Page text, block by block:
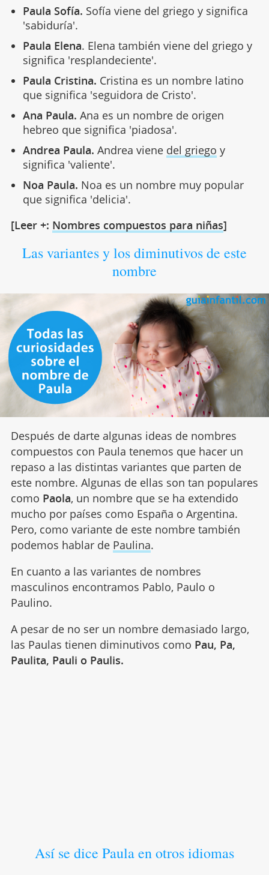
Paula Sofía. Sofía viene del griego y significa
'sabiduría'.
Paula Elena. Elena también viene del griego y
significa 'resplandeciente'.
Paula Cristina. Cristina es un nombre latino
que significa 'seguidora de Cristo'.
Ana Paula. Ana es un nombre de origen
hebreo que significa 'piadosa'.
Andrea Paula. Andrea viene del griego y
significa 'valiente'.
Noa Paula. Noa es un nombre muy popular
que significa 'delicia'.
[Leer +: Nombres compuestos para niñas]
Las variantes y los diminutivos de este
nombre
Después de darte algunas ideas de nombres
compuestos con Paula tenemos que hacer un
repaso a las distintas variantes que parten de
este nombre. Algunas de ellas son tan populares
como Paola, un nombre que se ha extendido
mucho por países como España o Argentina.
Pero, como variante de este nombre también
podemos hablar de Paulina.
En cuanto a las variantes de nombres
masculinos encontramos Pablo, Paulo o
Paulino.
A pesar de no ser un nombre demasiado largo,
las Paulas tienen diminutivos como Pau, Pa,
Paulita, Pauli o Paulis.
Así se dice Paula en otros idiomas